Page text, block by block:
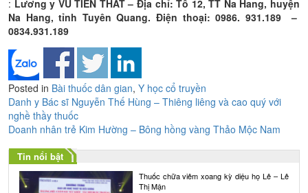
: Lương y VŨ TIẾN THẤT – Địa chỉ: Tổ 12, TT Na Hang, huyện
Na Hang, tỉnh Tuyên Quang. Điện thoại: 0986. 931.189 –
0834.931.189
Posted in Bài thuốc dân gian, Y học cổ truyền
Điều
hướng
bài
viết
Danh y Bác sĩ Nguyễn Thế Hùng – Thiêng liêng và cao quý với
nghề thầy thuốc
Doanh nhân trẻ Kim Hường – Bông hồng vàng Thảo Mộc Nam
Tin nổi bật
Thuốc chữa viêm xoang kỳ diệu họ Lê – Lê
Thị Mận